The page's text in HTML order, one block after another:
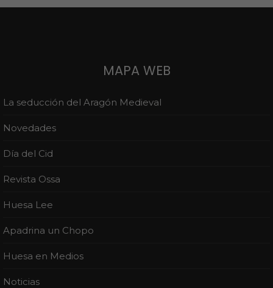
MAPA WEB
La seducción del Aragón Medieval
Novedades
Día del Cid
Revista Ossa
Huesa Lee
Apadrina un Chopo
Huesa en Medios
Noticias